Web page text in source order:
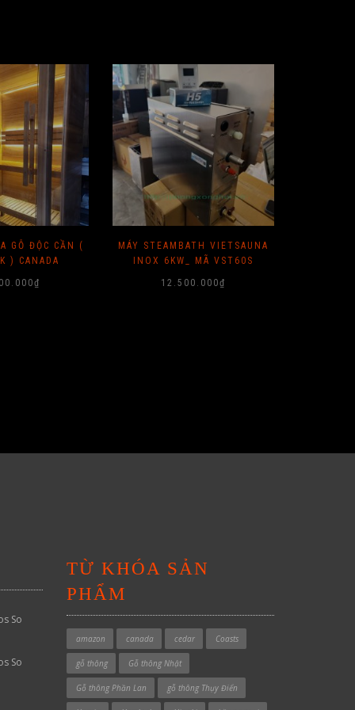
GỖ ĐỘC CẦN (
) CANADA
₫
MÁY STEAMBATH VIETSAUNA
INOX 6KW_ MÃ VST60S
12.500.000₫
So
So
TỪ KHÓA SẢN
PHẨM
amazon canada cedar Coasts
gỗ thông Gỗ thông Nhật
Gỗ thông Phần Lan gỗ thông Thụy Điển